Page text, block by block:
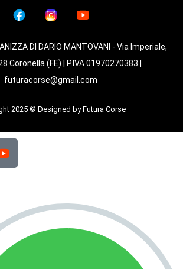
DI DARIO MANTOVANI - Via Imperiale,
Coronella (FE) | P.IVA 01970270383 |
futuracorse@gmail.com
2025 © Designed by Futura Corse